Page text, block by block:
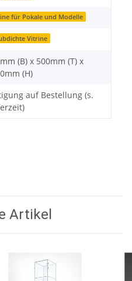
für Pokale und Modelle
Vitrine
(B) x 500mm (T) x
(H)
auf Bestellung (s.
Artikel